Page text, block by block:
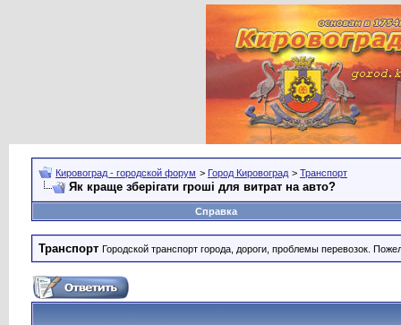
Кировоград - городской форум > Город Кировоград > Транспорт
Як краще зберігати гроші для витрат на авто?
Справка
Транспорт Городской транспорт города, дороги, проблемы перевозок.